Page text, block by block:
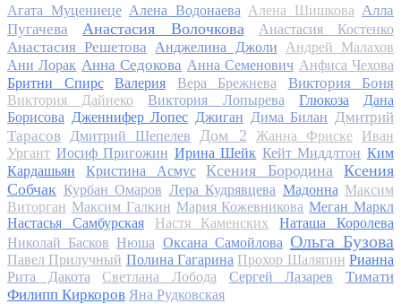
Агата Муцениеце Алена Водонаева Алена Шишкова Алла
Пугачева
Анастасия Волочкова Анастасия Костенко
Анастасия Решетова Анджелина Джоли
Андрей Малахов
Ани Лорак Анна Седокова Анна Семенович Анфиса Чехова
Бритни Спирс
Валерия Вера Брежнева Виктория Боня
Виктория Дайнеко Виктория Лопырева Глюкоза
Дана
Борисова Дженнифер Лопес Джиган Дима Билан Дмитрий
Тарасов
Дмитрий Шепелев Дом 2 Жанна Фриске
Иван
Ургант Иосиф Пригожин Ирина Шейк Кейт Миддлтон Ким
Кардашьян
Кристина Асмус Ксения Бородина
Ксения
Собчак Курбан Омаров Лера Кудрявцева Мадонна Максим
Виторган Максим Галкин Мария Кожевникова Меган Маркл
Настасья Самбурская
Настя Каменских
Наташа Королева
Николай Басков Нюша Оксана Самойлова Ольга Бузова
Павел Прилучный Полина Гагарина Прохор Шаляпин Рианна
Рита Дакота
Светлана Лобода Сергей Лазарев
Тимати
Филипп Киркоров Яна Рудковская